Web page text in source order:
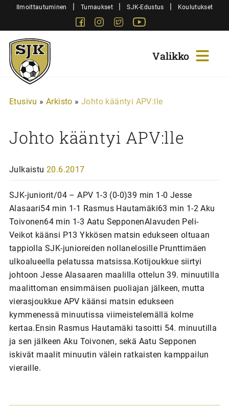
SiirryIlmoittautuminen | Turnaukset | SJK-Edustus | Koulutukset
FacebookInstagram
Twitter
Sjk-
Juniorit
Etusivu » Arkisto » Johto kääntyi APV:lle
Johto kääntyi APV:lle
Julkaistu 20.6.2017
SJK-juniorit/04 – APV 1-3 (0-0)39 min 1-0 Jesse
Alasaari54 min 1-1 Rasmus Hautamäki63 min 1-2 Aku
Toivonen64 min 1-3 Aatu SepponenAlavuden Peli-
Veikot käänsi P13 Ykkösen matsin edukseen oltuaan
tappiolla SJK-junioreiden nollanelosille Prunttimäen
ulkoalueella pelatussa matsissa.Kotijoukkue siirtyi
johtoon Jesse Alasaaren maalilla ottelun 39. minuutilla
maalittoman ensimmäisen puoliajan jälkeen, mutta
vierasjoukkue APV käänsi matsin edukseen
kymmenessä minuutissa viimeistelemällä kolme
kertaa.Ensin Rasmus Hautamäki tasoitti 54. minuutilla
ja sen jälkeen Aku Toivonen, sekä Aatu Sepponen
iskivät maalit minuutin välein ratkaisten kamppailun
vieraille.